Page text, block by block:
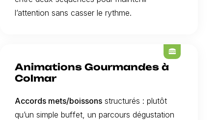
l’attention sans casser le rythme.
Animations Gourmandes à
Colmar
Accords mets/boissons structurés : plutôt
qu’un simple buffet, un parcours dégustation
lunch_dining